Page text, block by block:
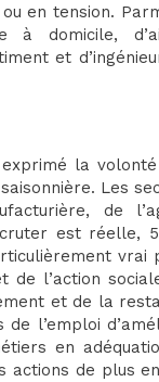
en tension.
à domicile,
et
la volonté
Les
de
est réelle,
vrai
l’action
et de la
l’emploi
en
de plus